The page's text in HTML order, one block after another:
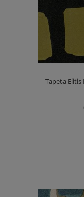
Tapeta Elitis